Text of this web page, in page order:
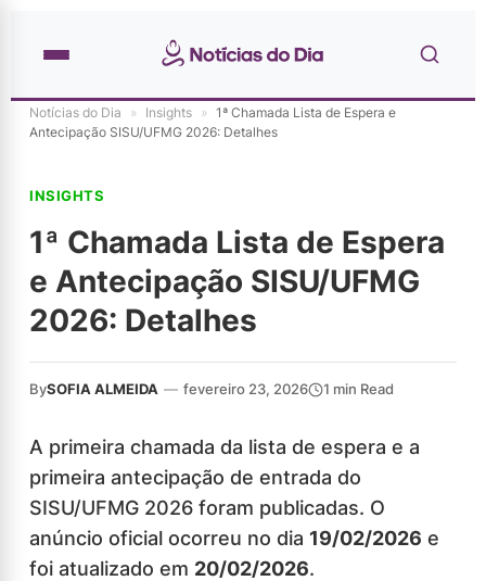
Notícias do Dia » Insights » 1ª Chamada Lista de Espera e
Antecipação SISU/UFMG 2026: Detalhes
INSIGHTS
1ª Chamada Lista de Espera
e Antecipação SISU/UFMG
2026: Detalhes
BySOFIA ALMEIDA — fevereiro 23, 2026 1 min Read
A primeira chamada da lista de espera e a
primeira antecipação de entrada do
SISU/UFMG 2026 foram publicadas. O
anúncio oficial ocorreu no dia 19/02/2026 e
foi atualizado em 20/02/2026.